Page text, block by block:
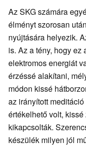
Az SKG számára
élményt szorosan
nyújtására helyezik.
is. Az a tény, hogy
elektromos energiát
érzéssé alakítani,
módon kissé
az irányított
értékelhető volt,
kikapcsolták.
készülék milyen jól